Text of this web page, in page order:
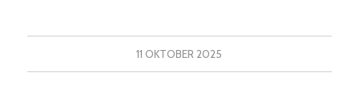
11 OKTOBER 2025